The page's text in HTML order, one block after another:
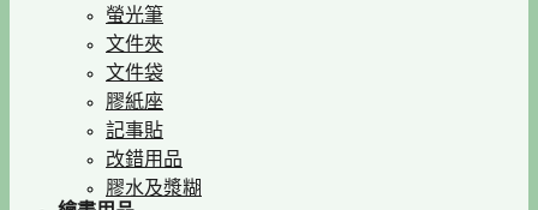
螢光筆
文件夾
文件袋
膠紙座
記事貼
改錯用品
膠水及漿糊